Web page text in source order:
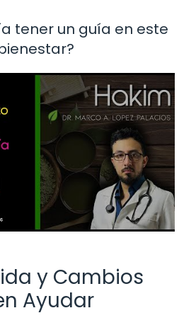
tener un guía en este
y Cambios
Ayudar